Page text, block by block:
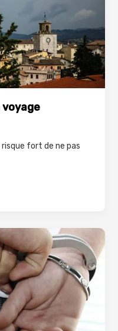
voyage
fort de ne pas